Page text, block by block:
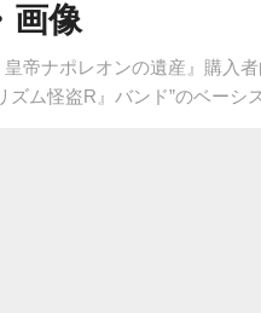
画像
皇帝ナポレオンの遺産』購入
ズム怪盗R』バンド”のベー